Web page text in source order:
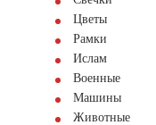
Цветы
Рамки
Ислам
Военные
Машины
Животные